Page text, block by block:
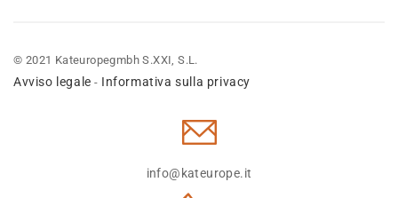
© 2021 Kateuropegmbh S.XXI, S.L.
Avviso legale - Informativa sulla privacy
info@kateurope.it